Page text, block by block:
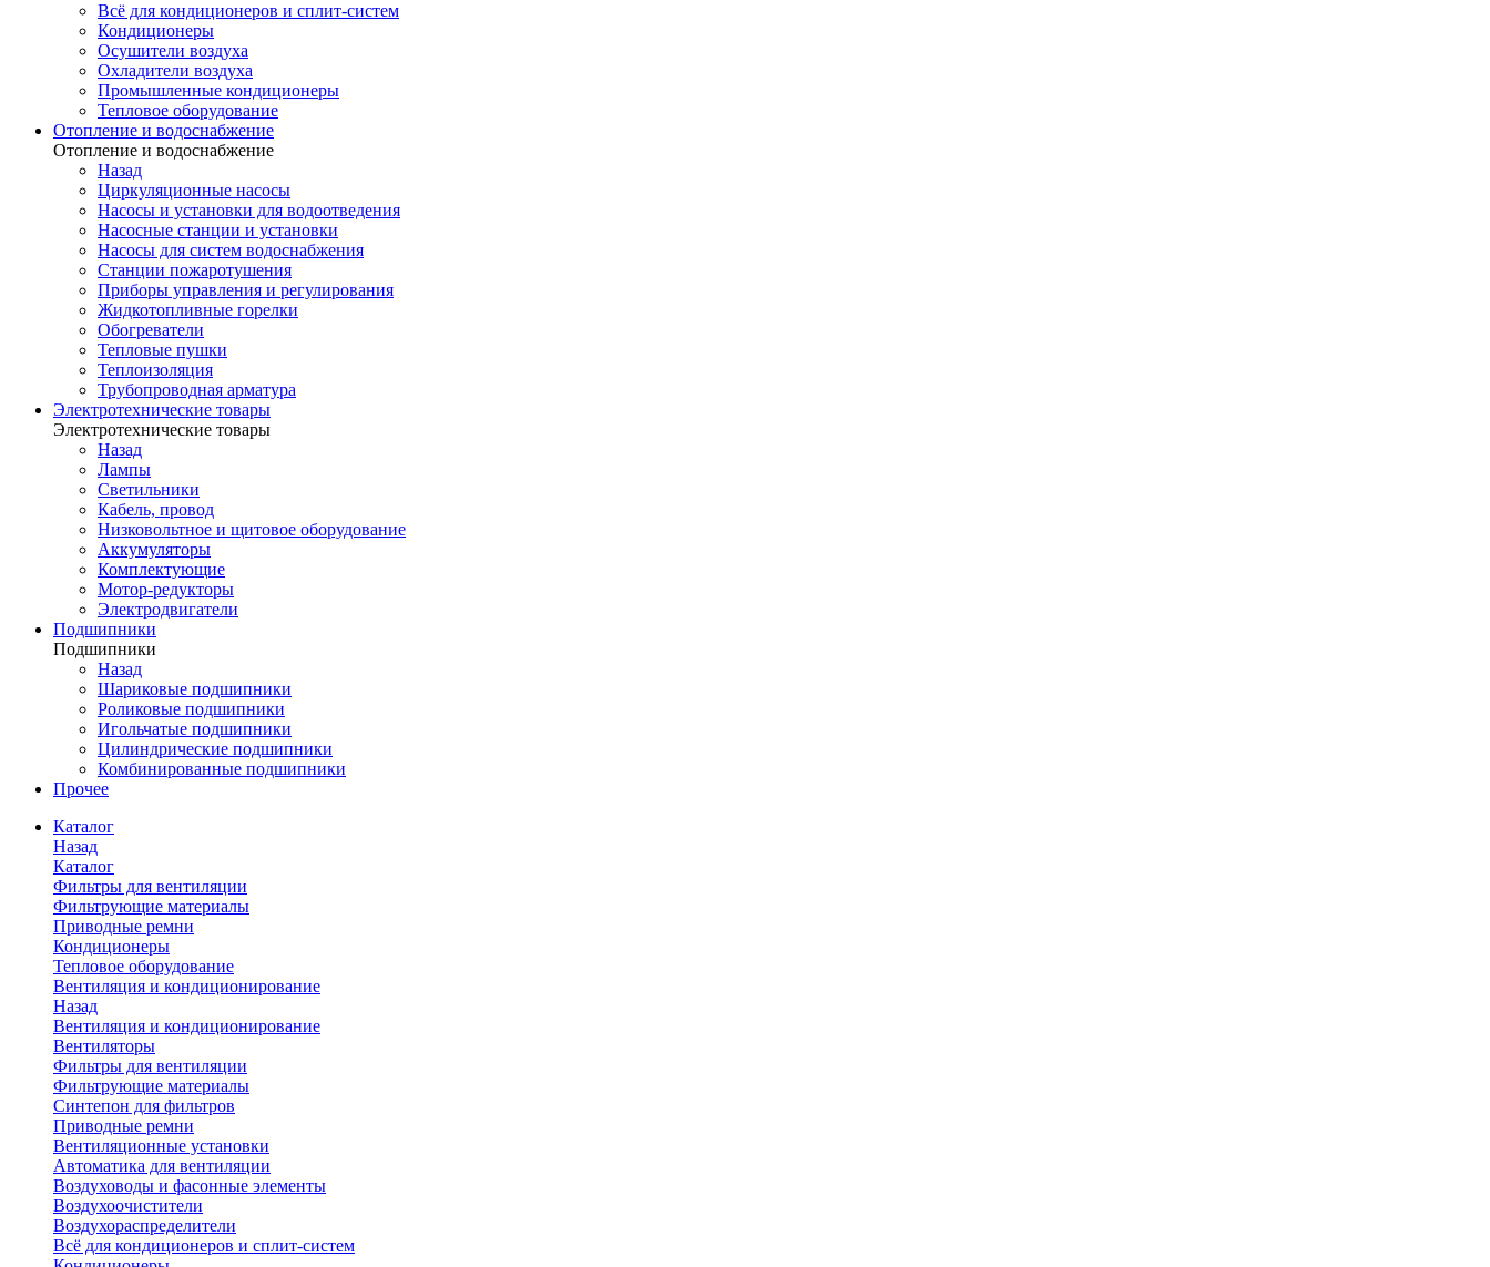
Всё для кондиционеров и сплит-систем
Кондиционеры
Осушители воздуха
Охладители воздуха
Промышленные кондиционеры
Тепловое оборудование
Отопление и водоснабжение
Отопление и водоснабжение
Назад
Циркуляционные насосы
Насосы и установки для водоотведения
Насосные станции и установки
Насосы для систем водоснабжения
Станции пожаротушения
Приборы управления и регулирования
Жидкотопливные горелки
Обогреватели
Тепловые пушки
Теплоизоляция
Трубопроводная арматура
Электротехнические товары
Электротехнические товары
Назад
Лампы
Светильники
Кабель, провод
Низковольтное и щитовое оборудование
Аккумуляторы
Комплектующие
Мотор-редукторы
Электродвигатели
Подшипники
Подшипники
Назад
Шариковые подшипники
Роликовые подшипники
Игольчатые подшипники
Цилиндрические подшипники
Комбинированные подшипники
Прочее
Каталог
Назад
Каталог
Фильтры для вентиляции
Фильтрующие материалы
Приводные ремни
Кондиционеры
Тепловое оборудование
Вентиляция и кондиционирование
Назад
Вентиляция и кондиционирование
Вентиляторы
Фильтры для вентиляции
Фильтрующие материалы
Синтепон для фильтров
Приводные ремни
Вентиляционные установки
Автоматика для вентиляции
Воздуховоды и фасонные элементы
Воздухоочистители
Воздухораспределители
Всё для кондиционеров и сплит-систем